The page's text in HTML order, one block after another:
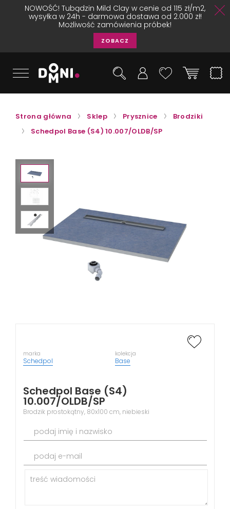
NOWOŚĆ! Tubądzin Mild Clay w cenie od 115 zł/m2,
wysyłka w 24h - darmowa dostawa od 2.000 zł!
Możliwość zamówienia próbek!
ZOBACZ
Strona główna Sklep Prysznice
Brodziki
Schedpol Base (S4) 10.007/OLDB/SP
marka
Schedpol
kolekcja
Base
Schedpol Base (S4)
10.007/OLDB/SP
Brodzik prostokątny, 80x100 cm, niebieski
podaj imię i nazwisko
podaj e-mail